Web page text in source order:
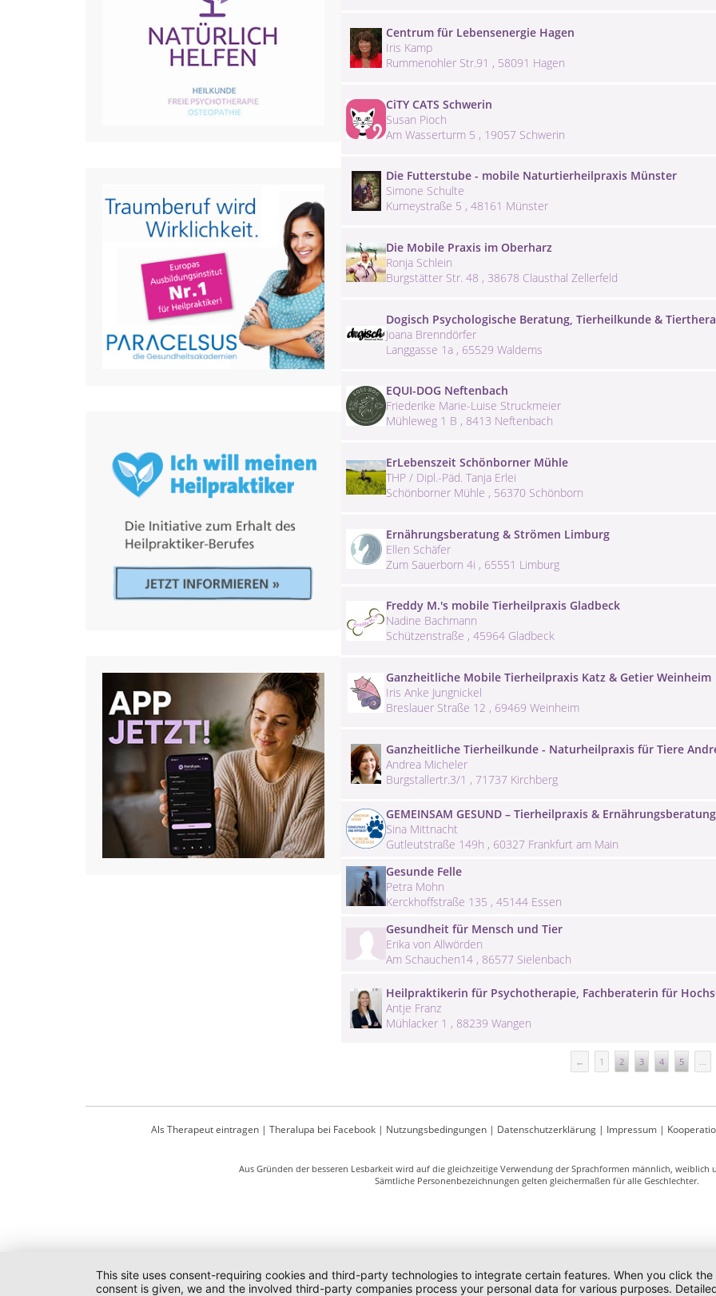
Centrum für Lebensenergie Hagen
Iris Kamp
Rummenohler Str.91 , 58091 Hagen
CiTY CATS Schwerin
Susan Pioch
Am Wasserturm 5 , 19057 Schwerin
Die Futterstube - mobile Naturtierheilpraxis Münster
Simone Schulte
Kurneystraße 5 , 48161 Münster
Die Mobile Praxis im Oberharz
Ronja Schlein
Burgstätter Str. 48 , 38678 Clausthal Zellerfeld
Dogisch Psychologische Beratung, Tierheilkunde &
Joana Brenndörfer
Langgasse 1a , 65529 Waldems
EQUI-DOG Neftenbach
Friederike Marie-Luise Struckmeier
Mühleweg 1 B , 8413 Neftenbach
ErLebenszeit Schönborner Mühle
THP / Dipl.-Päd. Tanja Erlei
Schönborner Mühle , 56370 Schönborn
Ernährungsberatung & Strömen Limburg
Ellen Schäfer
Zum Sauerborn 4i , 65551 Limburg
Freddy M.'s mobile Tierheilpraxis Gladbeck
Nadine Bachmann
Schützenstraße , 45964 Gladbeck
Ganzheitliche Mobile Tierheilpraxis Katz & Getier Weinheim
Iris Anke Jungnickel
Breslauer Straße 12 , 69469 Weinheim
Ganzheitliche Tierheilkunde - Naturheilpraxis für Tiere
Andrea Micheler
Burgstallertr.3/1 , 71737 Kirchberg
GEMEINSAM GESUND – Tierheilpraxis &
Sina Mittnacht
Gutleutstraße 149h , 60327 Frankfurt am Main
Gesunde Felle
Petra Mohn
Kerckhoffstraße 135 , 45144 Essen
Gesundheit für Mensch und Tier
Erika von Allwörden
Am Schauchen14 , 86577 Sielenbach
Heilpraktikerin für Psychotherapie, Fachberaterin für
Antje Franz
Mühlacker 1 , 88239 Wangen
← 1 2 3 4 5 ...
Als Therapeut eintragen| Theralupa bei Facebook| Nutzungsbedingungen| Datenschutzerklärung| Impressum|
Aus Gründen der besseren Lesbarkeit wird auf die gleichzeitige Verwendung der Sprachformen männlich, weiblich
Sämtliche Personenbezeichnungen gelten gleichermaßen für alle Geschlechter.
This site uses consent-requiring cookies and third-party technologies to integrate certain features. When you click
consent is given, we and the involved third-party companies process your personal data for various purposes.